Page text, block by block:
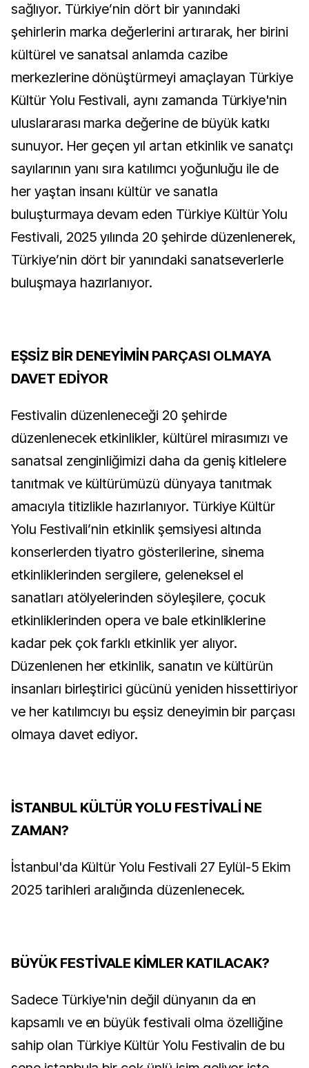
sağlıyor. Türkiye’nin dört bir yanındaki
şehirlerin marka değerlerini artırarak, her birini
kültürel ve sanatsal anlamda cazibe
merkezlerine dönüştürmeyi amaçlayan Türkiye
Kültür Yolu Festivali, aynı zamanda Türkiye'nin
uluslararası marka değerine de büyük katkı
sunuyor. Her geçen yıl artan etkinlik ve sanatçı
sayılarının yanı sıra katılımcı yoğunluğu ile de
her yaştan insanı kültür ve sanatla
buluşturmaya devam eden Türkiye Kültür Yolu
Festivali, 2025 yılında 20 şehirde düzenlenerek,
Türkiye’nin dört bir yanındaki sanatseverlerle
buluşmaya hazırlanıyor.
EŞSİZ BİR DENEYİMİN PARÇASI OLMAYA
DAVET EDİYOR
Festivalin düzenleneceği 20 şehirde
düzenlenecek etkinlikler, kültürel mirasımızı ve
sanatsal zenginliğimizi daha da geniş kitlelere
tanıtmak ve kültürümüzü dünyaya tanıtmak
amacıyla titizlikle hazırlanıyor. Türkiye Kültür
Yolu Festivali’nin etkinlik şemsiyesi altında
konserlerden tiyatro gösterilerine, sinema
etkinliklerinden sergilere, geleneksel el
sanatları atölyelerinden söyleşilere, çocuk
etkinliklerinden opera ve bale etkinliklerine
kadar pek çok farklı etkinlik yer alıyor.
Düzenlenen her etkinlik, sanatın ve kültürün
insanları birleştirici gücünü yeniden hissettiriyor
ve her katılımcıyı bu eşsiz deneyimin bir parçası
olmaya davet ediyor.
İSTANBUL KÜLTÜR YOLU FESTİVALİ NE
ZAMAN?
İstanbul'da Kültür Yolu Festivali 27 Eylül-5 Ekim
2025 tarihleri aralığında düzenlenecek.
BÜYÜK FESTİVALE KİMLER KATILACAK?
Sadece Türkiye'nin değil dünyanın da en
kapsamlı ve en büyük festivali olma özelliğine
sahip olan Türkiye Kültür Yolu Festivalin de bu